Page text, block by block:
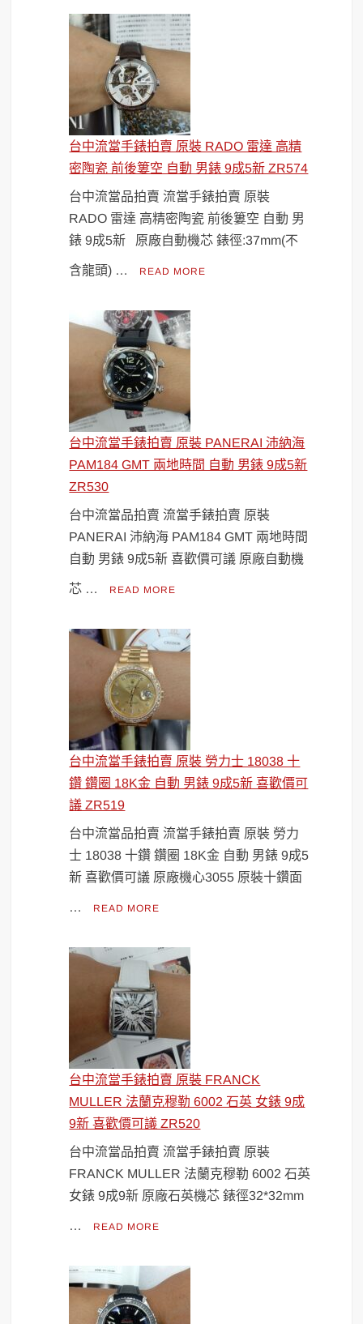
台中流當手錶拍賣 原裝 RADO 雷達 高精
密陶瓷 前後簍空 自動 男錶 9成5新 ZR574
台中流當品拍賣 流當手錶拍賣 原裝
RADO 雷達 高精密陶瓷 前後簍空 自動 男
錶 9成5新 原廠自動機芯 錶徑:37mm(不
含龍頭) … READ MORE
台中流當手錶拍賣 原裝 PANERAI 沛納海
PAM184 GMT 兩地時間 自動 男錶 9成5新
ZR530
台中流當品拍賣 流當手錶拍賣 原裝
PANERAI 沛納海 PAM184 GMT 兩地時間
自動 男錶 9成5新 喜歡價可議 原廠自動機
芯 … READ MORE
台中流當手錶拍賣 原裝 勞力士 18038 十
鑽 鑽圈 18K金 自動 男錶 9成5新 喜歡價可
議 ZR519
台中流當品拍賣 流當手錶拍賣 原裝 勞力
士 18038 十鑽 鑽圈 18K金 自動 男錶 9成5
新 喜歡價可議 原廠機心3055 原裝十鑽面
… READ MORE
台中流當手錶拍賣 原裝 FRANCK
MULLER 法蘭克穆勒 6002 石英 女錶 9成
9新 喜歡價可議 ZR520
台中流當品拍賣 流當手錶拍賣 原裝
FRANCK MULLER 法蘭克穆勒 6002 石英
女錶 9成9新 原廠石英機芯 錶徑32*32mm
… READ MORE